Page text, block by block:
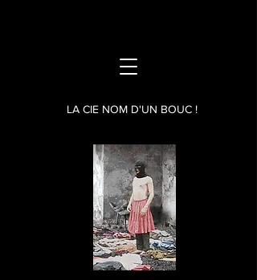
LA CIE NOM D'UN BOUC !